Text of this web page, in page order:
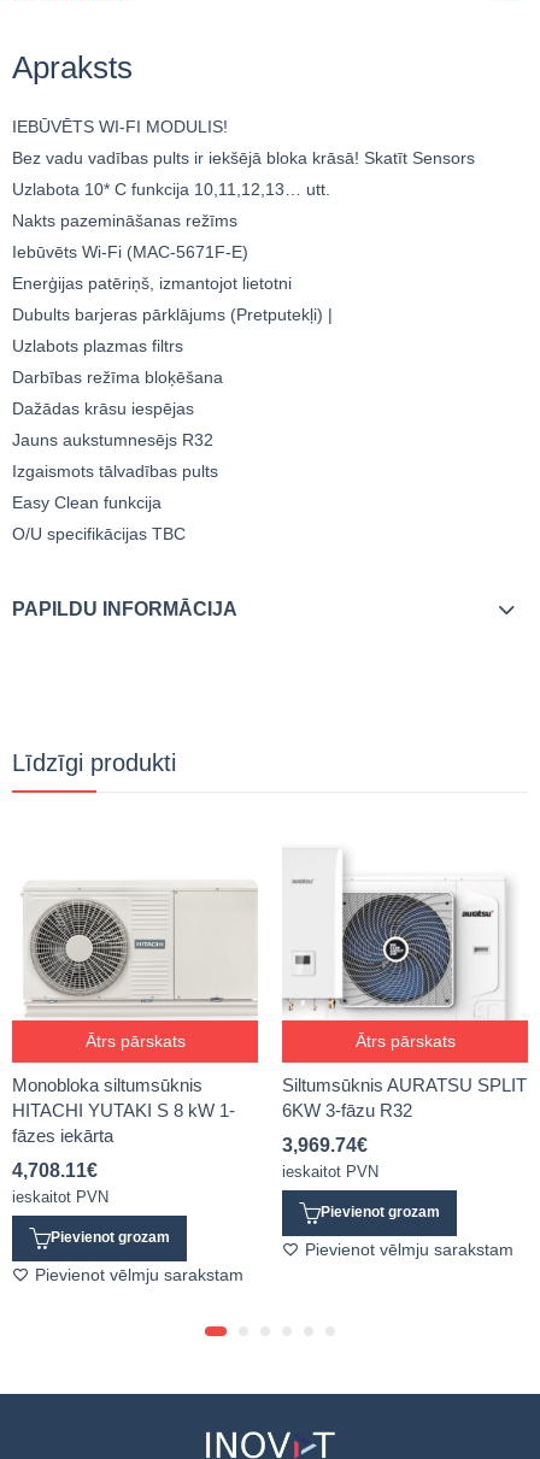
Apraksts
IEBŪVĒTS WI-FI MODULIS!
Bez vadu vadības pults ir iekšējā bloka krāsā! Skatīt Sensors
Uzlabota 10* C funkcija 10,11,12,13… utt.
Nakts pazemināšanas režīms
Iebūvēts Wi-Fi (MAC-5671F-E)
Enerģijas patēriņš, izmantojot lietotni
Dubults barjeras pārklājums (Pretputekļi) |
Uzlabots plazmas filtrs
Darbības režīma bloķēšana
Dažādas krāsu iespējas
Jauns aukstumnesējs R32
Izgaismots tālvadības pults
Easy Clean funkcija
O/U specifikācijas TBC
PAPILDU INFORMĀCIJA
Līdzīgi produkti
Ātrs pārskats
Monobloka siltumsūknis
HITACHI YUTAKI S 8 kW 1-
fāzes iekārta
4,708.11€
ieskaitot PVN
Pievienot grozam
Pievienot vēlmju sarakstam
Ātrs pārskats
Siltumsūknis AURATSU SPLIT
6KW 3-fāzu R32
3,969.74€
ieskaitot PVN
Pievienot grozam
Pievienot vēlmju sarakstam